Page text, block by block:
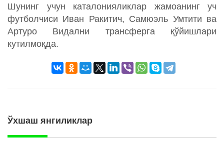
Шунинг учун каталонияликлар жамоанинг уч
футболчиси Иван Ракитич, Самюэль Умтити ва
Артуро Видални трансферга қўйишлари
кутилмоқда.
Ўхшаш янгиликлар